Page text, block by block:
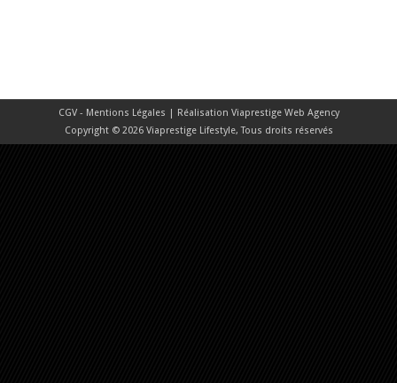
CGV - Mentions Légales | Réalisation Viaprestige Web Agency
Copyright © 2026 Viaprestige Lifestyle, Tous droits réservés